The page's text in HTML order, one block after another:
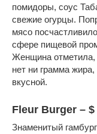
помидоры, соус
свежие огурцы.
мясо
сфере пищевой
Женщина отметила,
нет ни грамма жира,
вкусной.
Fleur Burger – $
Знаменитый